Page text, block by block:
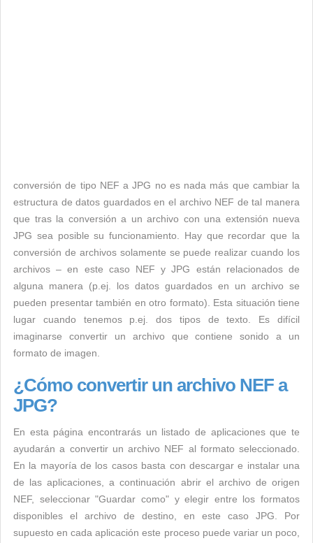
conversión de tipo NEF a JPG no es nada más que cambiar la
estructura de datos guardados en el archivo NEF de tal manera
que tras la conversión a un archivo con una extensión nueva
JPG sea posible su funcionamiento. Hay que recordar que la
conversión de archivos solamente se puede realizar cuando los
archivos – en este caso NEF y JPG están relacionados de
alguna manera (p.ej. los datos guardados en un archivo se
pueden presentar también en otro formato). Esta situación tiene
lugar cuando tenemos p.ej. dos tipos de texto. Es difícil
imaginarse convertir un archivo que contiene sonido a un
formato de imagen.
¿Cómo convertir un archivo NEF a
JPG?
En esta página encontrarás un listado de aplicaciones que te
ayudarán a convertir un archivo NEF al formato seleccionado.
En la mayoría de los casos basta con descargar e instalar una
de las aplicaciones, a continuación abrir el archivo de origen
NEF, seleccionar "Guardar como" y elegir entre los formatos
disponibles el archivo de destino, en este caso JPG. Por
supuesto en cada aplicación este proceso puede variar un poco,